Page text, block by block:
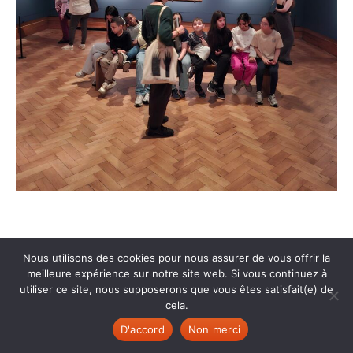
Nous utilisons des cookies pour nous assurer de vous offrir la
meilleure expérience sur notre site web. Si vous continuez à
utiliser ce site, nous supposerons que vous êtes satisfait(e) de
cela.
D'accord
Non merci